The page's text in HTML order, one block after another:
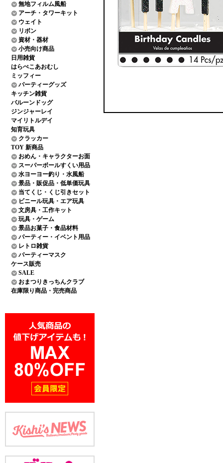
無地フィルム風船
アーチ・タワーキット
ウェイト
リボン
資材・器材
小売向け商品
日用雑貨
はらぺこあおむし
ミッフィー
パーティーグッズ
キッチン雑貨
バルーンドッグ
ジンジャーレイ
マイリトルデイ
知育玩具
クラッカー
TOY 新商品
おめん・キャラクターお面
スーパーボールすくい用品
水ヨーヨー釣り・水風船
景品・販促品・低単価玩具
当てくじ・くじ引きセット
ビニール玩具・エア玩具
文房具・工作キット
玩具・ゲーム
景品お菓子・食品材料
パーティー・イベント用品
レトロ雑貨
パーティーマスク
ケース販売
SALE
おまつりきっちんクラブ
在庫限り商品・完売商品